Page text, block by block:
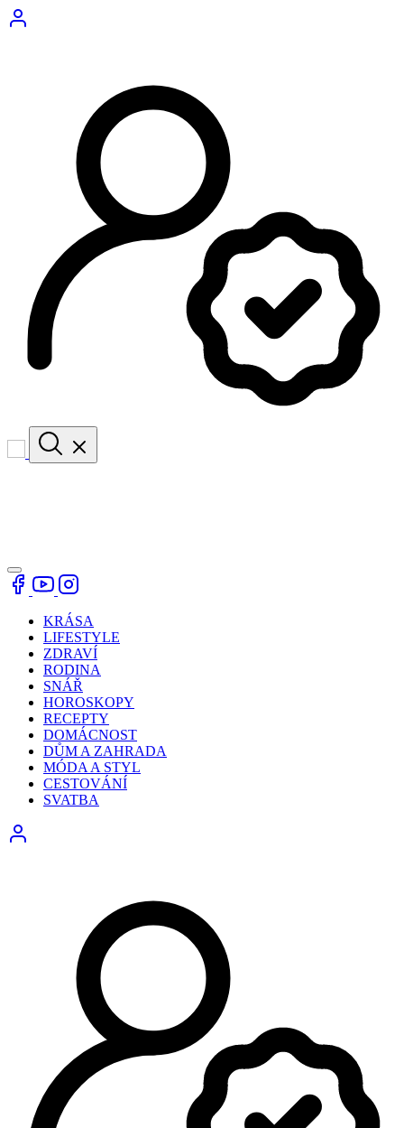
KRÁSA
LIFESTYLE
ZDRAVÍ
RODINA
SNÁŘ
HOROSKOPY
RECEPTY
DOMÁCNOST
DŮM A ZAHRADA
MÓDA A STYL
CESTOVÁNÍ
SVATBA